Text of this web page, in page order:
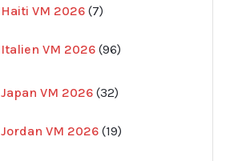
Haiti VM 2026 77
Italien VM 2026 96
produkter
Japan VM 2026 32
produkter
Jordan VM 2026 1919